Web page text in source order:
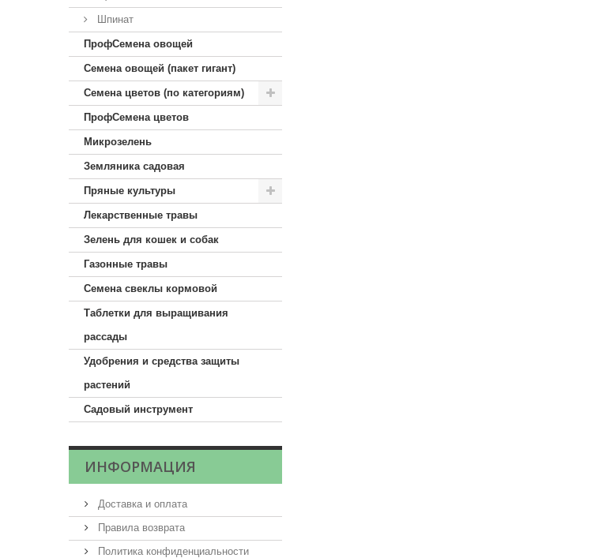
Шпинат
ПрофСемена овощей
Семена овощей (пакет гигант)
Семена цветов (по категориям)
ПрофСемена цветов
Микрозелень
Земляника садовая
Пряные культуры
Лекарственные травы
Зелень для кошек и собак
Газонные травы
Семена свеклы кормовой
Таблетки для выращивания
рассады
Удобрения и средства защиты
растений
Садовый инструмент
ИНФОРМАЦИЯ
Доставка и оплата
Правила возврата
Политика конфиденциальности